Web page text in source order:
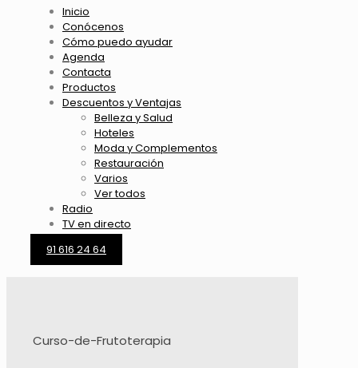
Inicio
Conócenos
Cómo puedo ayudar
Agenda
Contacta
Productos
Descuentos y Ventajas
Belleza y Salud
Hoteles
Moda y Complementos
Restauración
Varios
Ver todos
Radio
TV en directo
91 616 24 64
Curso-de-Frutoterapia